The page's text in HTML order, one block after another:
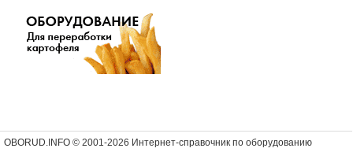
OBORUD.INFO © 2001-2026 Интернет-справочник по оборудованию